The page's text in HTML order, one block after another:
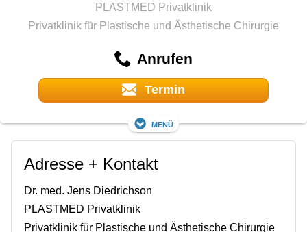
PLASTMED Privatklinik
Privatklinik für Plastische und Ästhetische Chirurgie
Anrufen
Termin
Menü
Adresse + Kontakt
Dr. med. Jens Diedrichson
PLASTMED Privatklinik
Privatklinik für Plastische und Ästhetische Chirurgie